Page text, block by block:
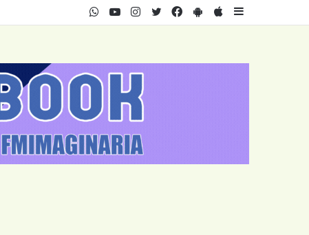
AppStore
PlayStore
Facebook
Twitter
Instagram
Youtube
WhatsApp